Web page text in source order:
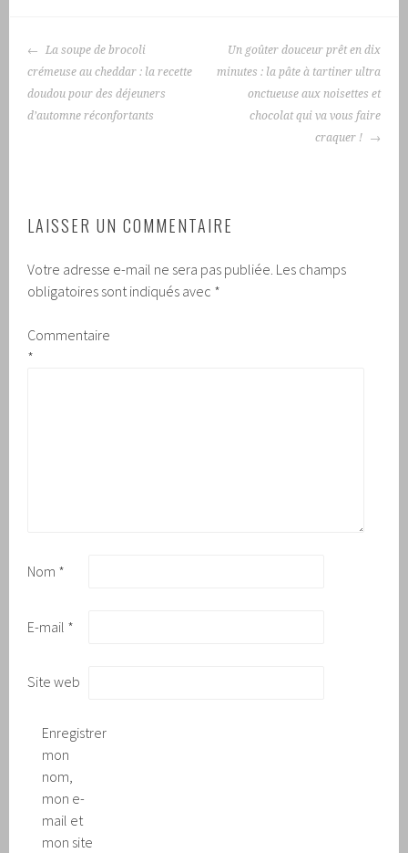
NAVIGATION
DES
ARTICLES
La soupe de brocoli
crémeuse au cheddar : la recette
doudou pour des déjeuners
d’automne réconfortants
Un goûter douceur prêt en dix
minutes : la pâte à tartiner ultra
onctueuse aux noisettes et
chocolat qui va vous faire
craquer !
LAISSER UN COMMENTAIRE
Votre adresse e-mail ne sera pas publiée. Les champs
obligatoires sont indiqués avec *
Commentaire
*
Nom *
E-mail *
Site web
Enregistrer
mon
nom,
mon e-
mail et
mon site